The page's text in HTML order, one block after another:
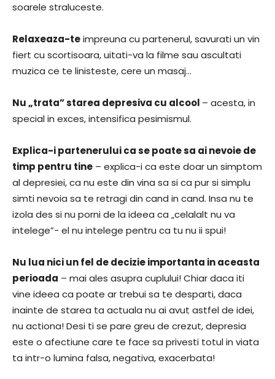
soarele straluceste.
Relaxeaza-teimpreuna cu partenerul, savurati un vin
fiert cu scortisoara, uitati-va la filme sau ascultati
muzica ce te linisteste, cere un masaj…
Nu „trata” starea depresiva cu alcool – acesta, in
special in exces, intensifica pesimismul.
Explica-i partenerului ca se poate sa ai nevoie de
timp pentru tine – explica-i ca este doar un simptom
al depresiei, ca nu este din vina sa si ca pur si simplu
simti nevoia sa te retragi din cand in cand. Insa nu te
izola des si nu porni de la ideea ca „celalalt nu va
intelege”- el nu intelege pentru ca tu nu ii spui!
Nu lua nici un fel de decizie importanta in aceasta
perioada – mai ales asupra cuplului! Chiar daca iti
vine ideea ca poate ar trebui sa te desparti, daca
inainte de starea ta actuala nu ai avut astfel de idei,
nu actiona! Desi ti se pare greu de crezut, depresia
este o afectiune care te face sa privesti totul in viata
ta intr-o lumina falsa, negativa, exacerbata!